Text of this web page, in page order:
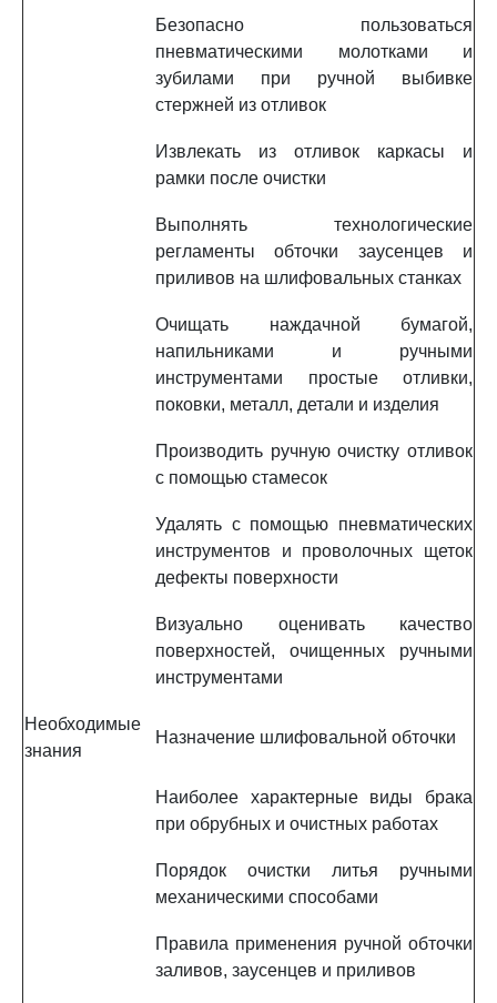
Безопасно пользоваться
пневматическими молотками и
зубилами при ручной выбивке
стержней из отливок
Извлекать из отливок каркасы и
рамки после очистки
Выполнять технологические
регламенты обточки заусенцев и
приливов на шлифовальных станках
Очищать наждачной бумагой,
напильниками и ручными
инструментами простые отливки,
поковки, металл, детали и изделия
Производить ручную очистку отливок
с помощью стамесок
Удалять с помощью пневматических
инструментов и проволочных щеток
дефекты поверхности
Визуально оценивать качество
поверхностей, очищенных ручными
инструментами
Необходимые
знания
Назначение шлифовальной обточки
Наиболее характерные виды брака
при обрубных и очистных работах
Порядок очистки литья ручными
механическими способами
Правила применения ручной обточки
заливов, заусенцев и приливов